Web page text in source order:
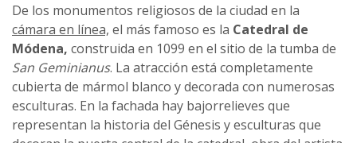
De los monumentos religiosos de la ciudad en la
cámara en línea, el más famoso es la Catedral de
Módena, construida en 1099 en el sitio de la tumba de
San Geminianus. La atracción está completamente
cubierta de mármol blanco y decorada con numerosas
esculturas. En la fachada hay bajorrelieves que
representan la historia del Génesis y esculturas que